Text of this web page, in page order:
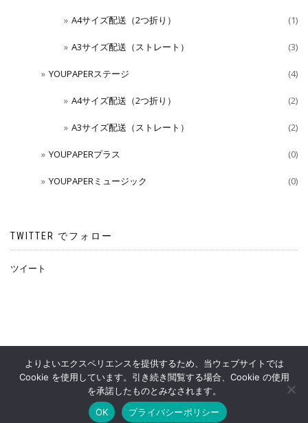
A4サイズ配送（2つ折り） (1)
A3サイズ配送（ストレート） (3)
YOUPAPERステージ (4)
A4サイズ配送（2つ折り） (2)
A3サイズ配送（ストレート） (2)
YOUPAPERプラス (0)
YOUPAPERミュージック (0)
TWITTER でフォロー
ツイート
YOUPAPERS OFFICIAL SHOP
よりよいエクスペリエンスを提供するため、当ウェブサイトでは
Cookie を使用しています。引き続き閲覧する場合、Cookie の使用
を承諾したものとみなされます。
OK
プライバシーポリシー